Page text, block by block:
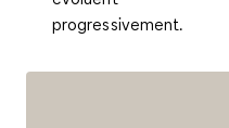
progressivement.